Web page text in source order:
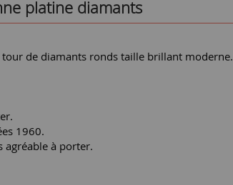
platine diamants
de diamants ronds taille brillant moderne.
1960.
agréable à porter.